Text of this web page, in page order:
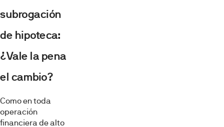
subrogación
de hipoteca:
¿Vale la pena
el cambio?
Como en toda
operación
financiera de alto